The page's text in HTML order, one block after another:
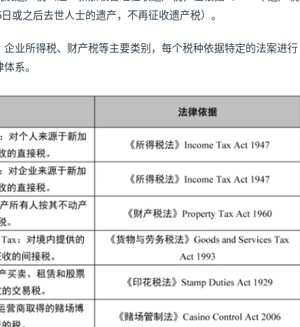
或之后去世人士的遗产，不再征收遗产税）。
业所得税、财产税等主要类别，每个税种依据特定的法案进行
系。